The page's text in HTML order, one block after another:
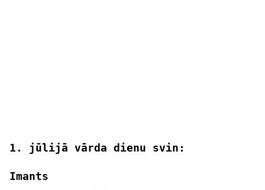
1. jūlijā vārda dienu svin:
Imants